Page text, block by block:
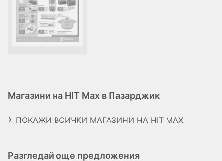
Магазини на HIT Max в Пазарджик
ПОКАЖИ ВСИЧКИ МАГАЗИНИ НА HIT MAX
Разгледай още предложения